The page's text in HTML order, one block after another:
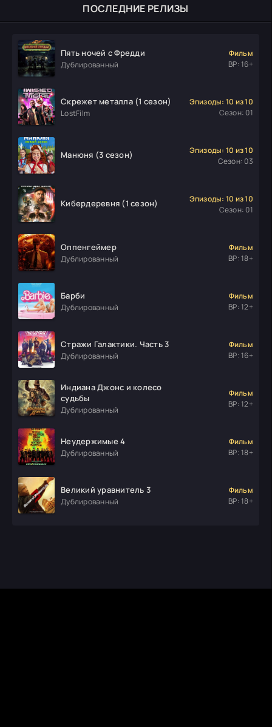
ПОСЛЕДНИЕ РЕЛИЗЫ
Пять ночей с Фредди
Дублированный
Фильм
ВР: 16+
Скрежет металла (1 сезон)
LostFilm
Эпизоды: 10 из 10
Сезон: 01
Манюня (3 сезон)
Эпизоды: 10 из 10
Сезон: 03
Кибердеревня (1 сезон)
Эпизоды: 10 из 10
Сезон: 01
Оппенгеймер
Дублированный
Фильм
ВР: 18+
Барби
Дублированный
Фильм
ВР: 12+
Стражи Галактики. Часть 3
Дублированный
Фильм
ВР: 16+
Индиана Джонс и колесо
судьбы
Дублированный
Фильм
ВР: 12+
Неудержимые 4
Дублированный
Фильм
ВР: 18+
Великий уравнитель 3
Дублированный
Фильм
ВР: 18+